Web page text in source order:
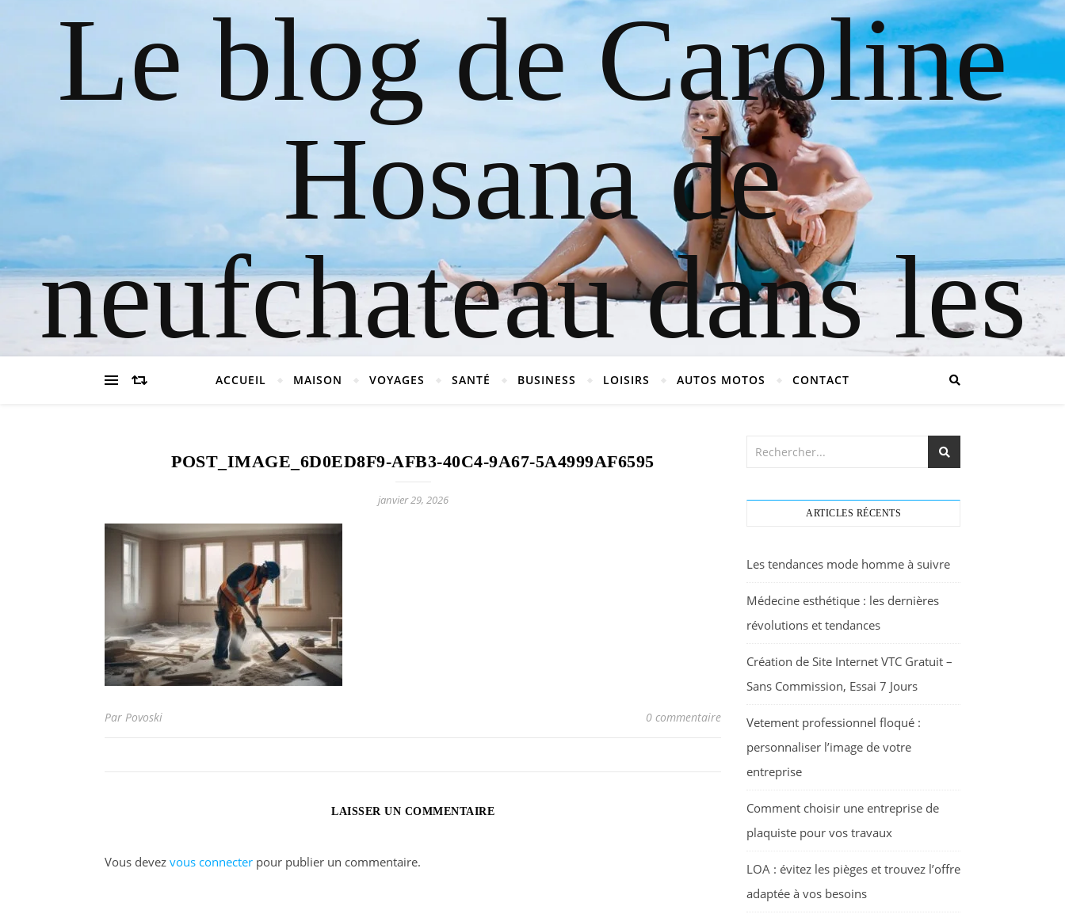
Le blog de Caroline
Hosana de
neufchateau dans les
vosges
ACCUEIL MAISON VOYAGES SANTÉ BUSINESS LOISIRS AUTOS MOTOS CONTACT
POST_IMAGE_6D0ED8F9-AFB3-40C4-9A67-5A4999AF6595
janvier 29, 2026
Par Povoski 0 commentaire
LAISSER UN COMMENTAIRE
Vous devez vous connecter pour publier un commentaire.
ARTICLES RÉCENTS
Les tendances mode homme à suivre
Médecine esthétique : les dernières
révolutions et tendances
Création de Site Internet VTC Gratuit –
Sans Commission, Essai 7 Jours
Vetement professionnel floqué :
personnaliser l’image de votre
entreprise
Comment choisir une entreprise de
plaquiste pour vos travaux
LOA : évitez les pièges et trouvez l’offre
adaptée à vos besoins